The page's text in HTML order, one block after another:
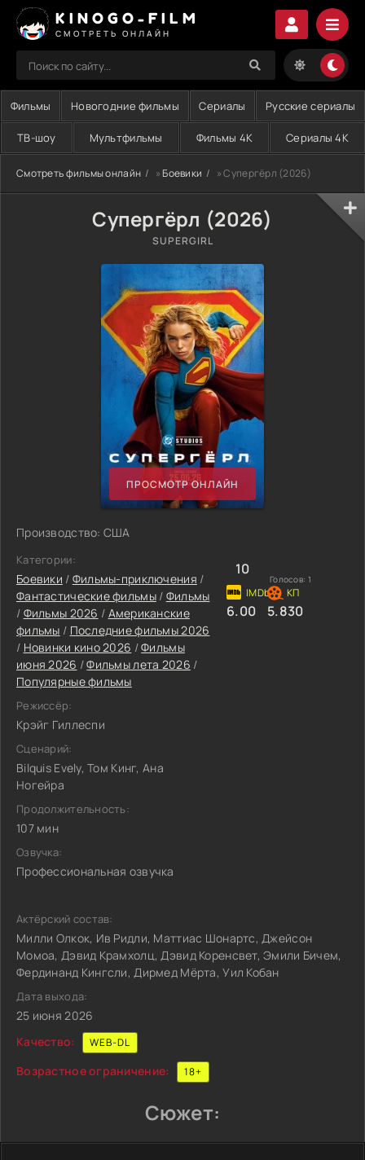
KINOGO-FILM
СМОТРЕТЬ ОНЛАЙН
Фильмы Новогодние фильмы Сериалы Русские сериалы
ТВ-шоу Мультфильмы Фильмы 4K Сериалы 4K
Смотреть фильмы онлайн »Боевики » Супергёрл (2026)
Супергёрл (2026)
SUPERGIRL
ПРОСМОТР ОНЛАЙН
Производство: США
Категории:
Боевики / Фильмы-приключения /
Фантастические фильмы/ Фильмы
/ Фильмы 2026 / Американские
фильмы / Последние фильмы 2026
/ Новинки кино 2026 /Фильмы
июня 2026 /Фильмы лета 2026 /
Популярные фильмы
Режиссёр:
Крэйг Гиллеспи
Сценарий:
Bilquis Evely, Том Кинг, Ана
Ногейра
Продолжительность:
107 мин
Озвучка:
Профессиональная озвучка
10
Голосов: 1
6.00 5.830
Актёрский состав:
Милли Олкок, Ив Ридли, Маттиас Шонартс, Джейсон
Момоа, Дэвид Крамхолц, Дэвид Коренсвет, Эмили Бичем,
Фердинанд Кингсли, Дирмед Мёрта, Уил Кобан
Дата выхода:
25 июня 2026
Качество:
WEB-DL
Возрастное ограничение: 18+
Сюжет: